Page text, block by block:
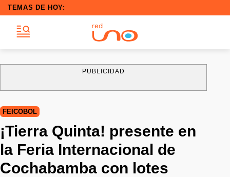
TEMAS DE HOY:
PUBLICIDAD
FEICOBOL
¡Tierra Quinta! presente en
la Feria Internacional de
Cochabamba con lotes